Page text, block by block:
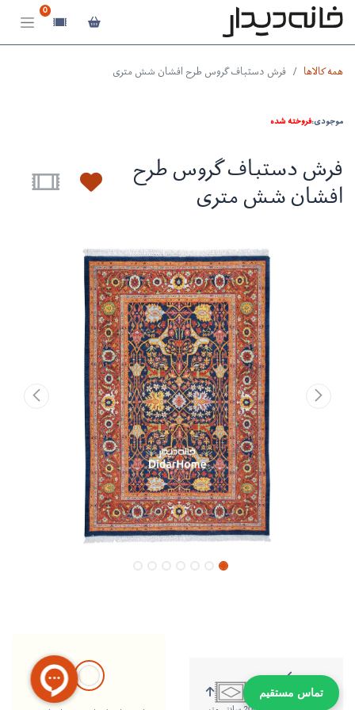
0
همه کالاها فرش دستباف گروس طرح افشان شش متری
موجودی:فروخته شده
فرش دستباف گروس طرح
افشان شش متری
تماس مستقیم